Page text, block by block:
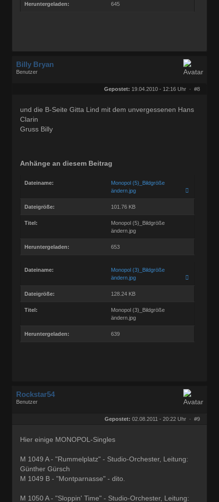
Heruntergeladen: 645
Billy Bryan
Benutzer
Gepostet: 19.04.2010 - 12:16 Uhr · #8
und die B-Seite Gitta Lind mit dem unvergessenen Hans
Clarin
Gruss Billy
Anhänge an diesem Beitrag
Dateiname:
Monopol (5)_Bildgröße
ändern.jpg
Dateigröße: 101.76 KB
Titel:
Monopol (5)_Bildgröße
ändern.jpg
Heruntergeladen: 653
Dateiname:
Monopol (3)_Bildgröße
ändern.jpg
Dateigröße: 128.24 KB
Titel:
Monopol (3)_Bildgröße
ändern.jpg
Heruntergeladen: 639
Rockstar54
Benutzer
Gepostet: 02.08.2011 - 20:22 Uhr · #9
Hier einige MONOPOL-Singles
M 1049 A - "Rummelplatz" - Studio-Orchester, Leitung:
Günther Gürsch
M 1049 B - "Montparnasse" - dito.
M 1050 A - "Sloppin' Time" - Studio-Orchester, Leitung: